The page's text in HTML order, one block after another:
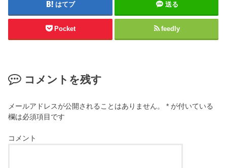
はてブ 送る
Pocket feedly
コメントを残す
メールアドレスが公開されることはありません。 * が付いている
欄は必須項目です
コメント